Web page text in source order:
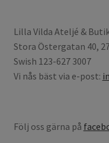
Lilla Vilda Ateljé &
Stora Östergatan 40,
Swish 123-627 3007
Vi nås bäst via e-post:
Följ oss gärna på